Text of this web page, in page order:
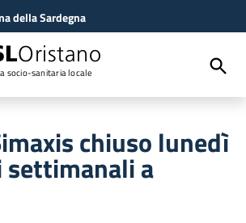
della Sardegna
Oristano
socio-sanitaria locale
chiuso lunedì
a